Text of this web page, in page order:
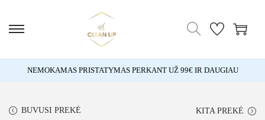
NEMOKAMAS PRISTATYMAS PERKANT UŽ 99€ IR DAUGIAU
BUVUSI PREKĖ KITA PREKĖ